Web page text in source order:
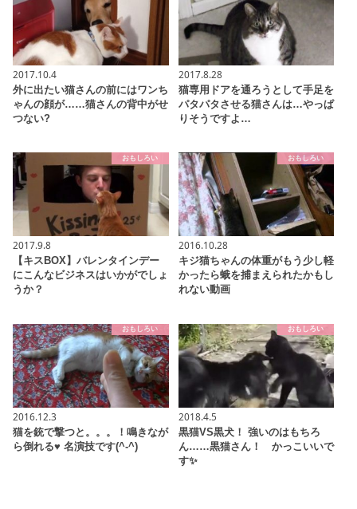
2017.10.4
外に出たい猫さんの前にはワンち
ゃんの顔が……猫さんの背中がせ
つない?
2017.8.28
猫専用ドアを通ろうとして手足を
パタパタさせる猫さんは…やっぱ
りそうですよ…
おもしろい
2017.9.8
【キスBOX】バレンタインデー
にこんなビジネスはいかがでしょ
うか？
おもしろい
2016.10.28
キジ猫ちゃんの体重がもう少し軽
かったら蛾を捕まえられたかもし
れない動画
おもしろい
2016.12.3
猫を銃で撃つと。。。！鳴きなが
ら倒れる♥ 名演技です(^-^)
おもしろい
2018.4.5
黒猫VS黒犬！ 強いのはもちろ
ん……黒猫さん！ かっこいいで
す✨